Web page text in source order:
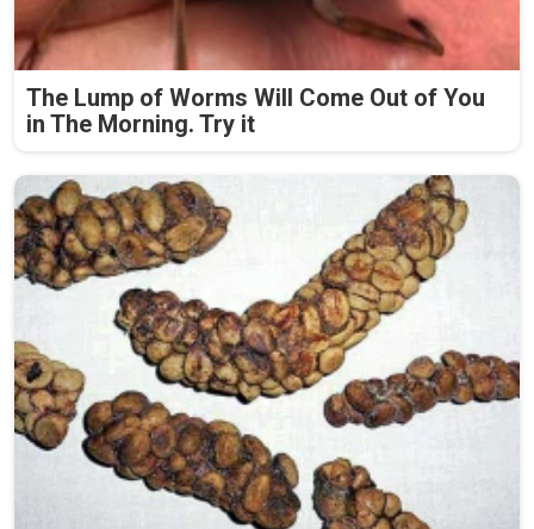
The Lump of Worms Will Come Out of You
in The Morning. Try it